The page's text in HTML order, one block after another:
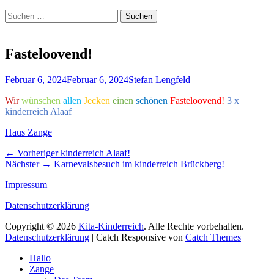
Suchen
Suchen
nach:
Fasteloovend!
Veröffentlicht
Februar 6, 2024Februar 6, 2024Autor
Stefan Lengfeld
Wir wünschen allen Jecken einen schönen Fasteloovend! 3 x
kinderreich Alaaf
Kategorien
Haus Zange
Beitragsnavigation
← Vorheriger Vorheriger
Beitrag:
kinderreich Alaaf!
Nächster → Nächster
Karnevalsbesuch im kinderreich Brückberg!
Impressum
Datenschutzerklärung
Copyright © 2026 Kita-Kinderreich. Alle Rechte vorbehalten.
Datenschutzerklärung | Catch Responsive von Catch Themes
oben
scrollen
Hallo
Zange